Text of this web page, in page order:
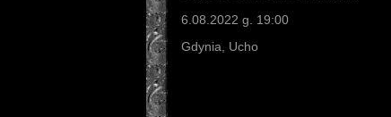
6.08.2022 g. 19:00
Gdynia, Ucho